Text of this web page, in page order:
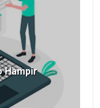
Hampir